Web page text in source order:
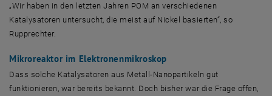
„Wir haben in den letzten Jahren POM an verschiedenen
Katalysatoren untersucht, die meist auf Nickel basierten“, so
Rupprechter.
Mikroreaktor im Elektronenmikroskop
Dass solche Katalysatoren aus Metall-Nanopartikeln gut
funktionieren, war bereits bekannt. Doch bisher war die Frage offen,